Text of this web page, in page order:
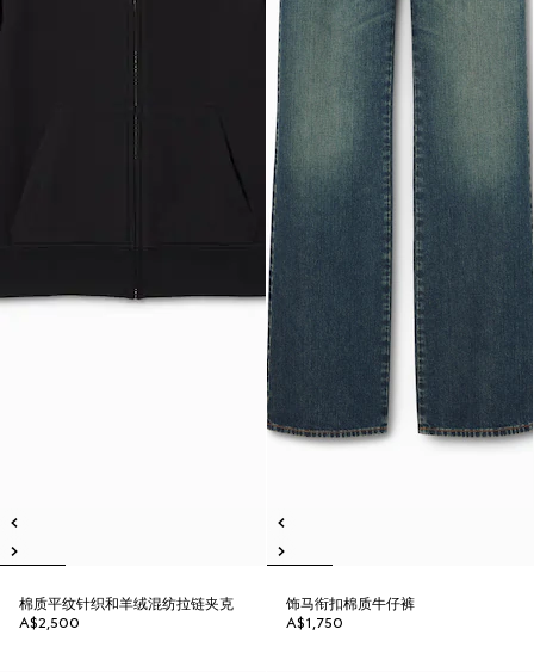
棉质平纹针织和羊绒混纺拉链夹克
A$2,500
饰马衔扣棉质牛仔裤
A$1,750